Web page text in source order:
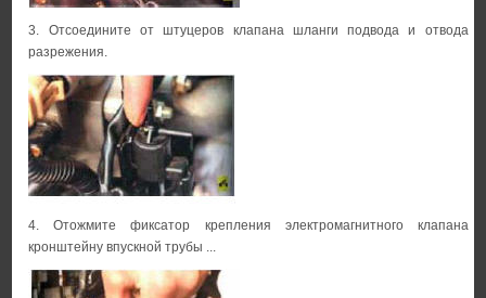
3. Отсоедините от штуцеров клапана шланги подвода и отвода
разрежения.
4. Отожмите фиксатор крепления электромагнитного клапана
кронштейну впускной трубы ...